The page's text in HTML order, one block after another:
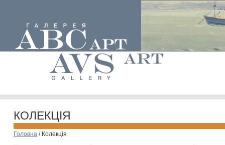
КОЛЕКЦІЯ
Головна / Колекція